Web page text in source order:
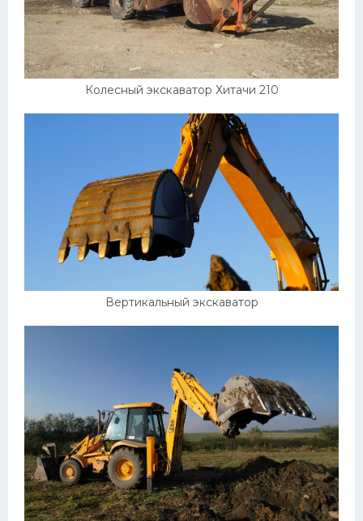
Колесный экскаватор Хитачи 210
Вертикальный экскаватор